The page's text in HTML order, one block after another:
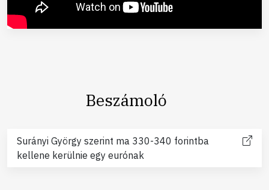
Beszámoló
Surányi György szerint ma 330-340 forintba
kellene kerülnie egy eurónak